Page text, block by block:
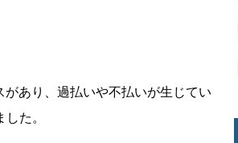
あり、過払いや不払いが生じてい
た。